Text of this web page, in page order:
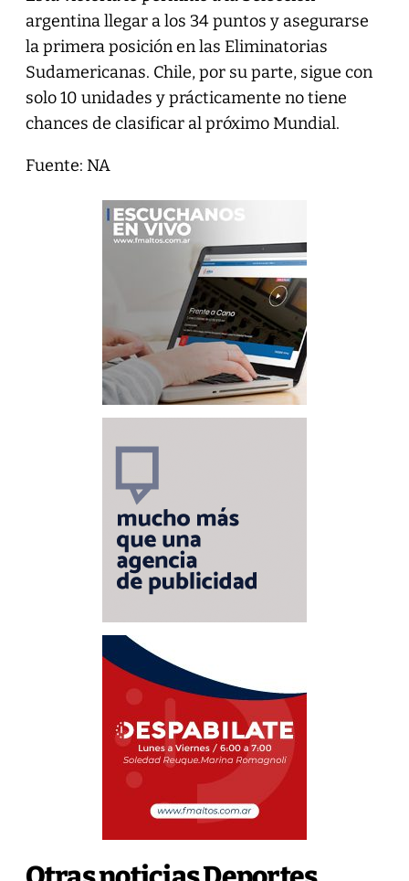
argentina llegar a los 34 puntos y asegurarse
la primera posición en las Eliminatorias
Sudamericanas. Chile, por su parte, sigue con
solo 10 unidades y prácticamente no tiene
chances de clasificar al próximo Mundial.
Fuente: NA